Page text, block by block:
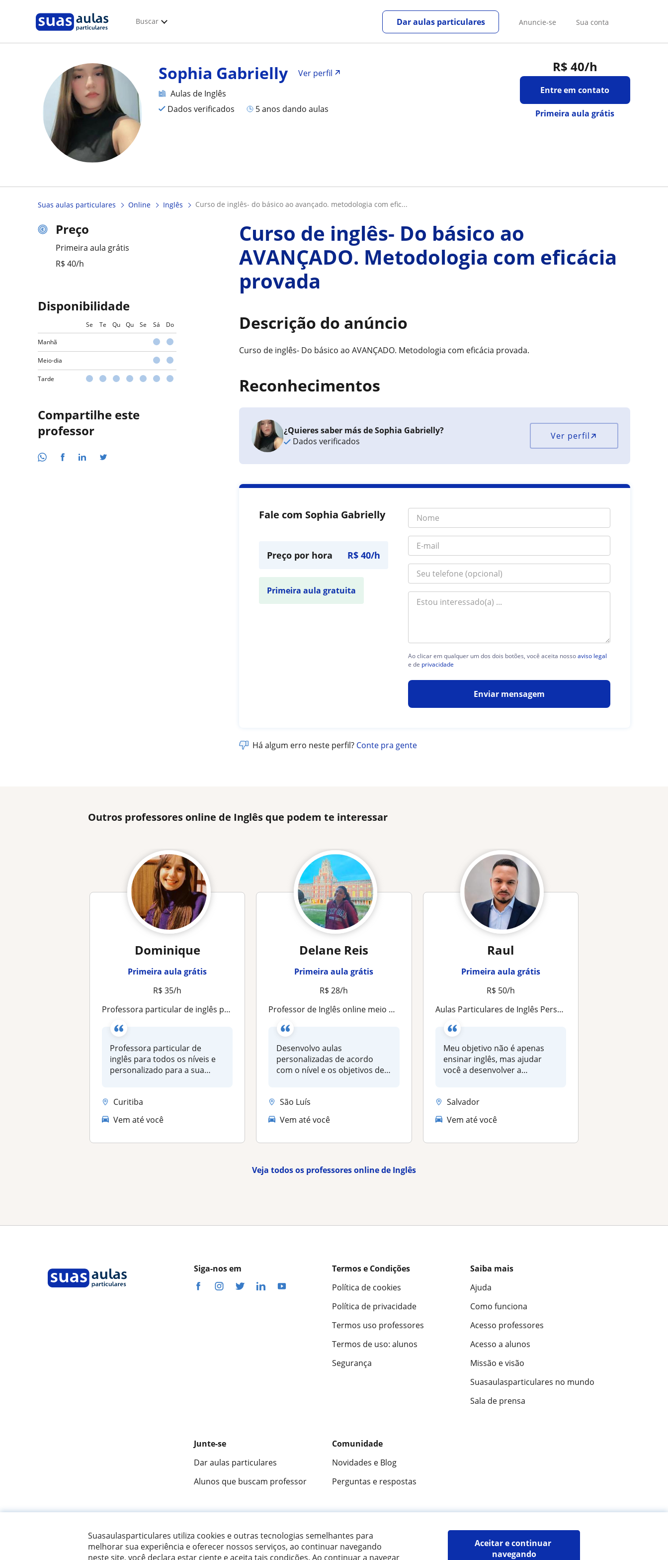
Suasaulasparticulares utiliza cookies e outras tecnologias semelhantes para
melhorar sua experiência e oferecer nossos serviços, ao continuar navegando
neste site, você declara estar ciente e aceita tais condições. Ao continuar a navegar
Aceitar e continuar
navegando
Buscar Anuncie-se Sua conta
Dar aulas particulares
R$ 40/h
Entre em contato
Primeira aula grátis
Sophia Gabrielly
Ver perfil
Aulas de Inglês
Dados verificados
5 anos dando aulas
Suas aulas particulares Online Inglês curso de inglês- do básico ao avançado. metodologia com efic...
Preço
Primeira aula grátis
R$ 40/h
Disponibilidade
Se Te Qu Qu Se Sá Do
Manhã
Meio-dia
Tarde
Compartilhe este
professor
Curso de inglês- Do básico ao
AVANÇADO. Metodologia com eficácia
provada
Descrição do anúncio
Curso de inglês- Do básico ao AVANÇADO. Metodologia com eficácia provada.
Reconhecimentos
¿Quieres saber más de Sophia Gabrielly?
Dados verificados
Ver perfil
Fale com Sophia Gabrielly
Preço por hora R$ 40/h
Primeira aula gratuita
Ao clicar em qualquer um dos dois botões, você aceita nossoaviso legal
e de privacidade
Enviar mensagem
Há algum erro neste perfil? Conte pra gente
Outros professores online de Inglês que podem te interessar
Dominique
Primeira aula grátis
R$ 35/h
Professora particular de inglês para todos os níveis e personalizado para a sua necessidade
Professora particular de
inglês para todos os níveis e
personalizado para a sua
Curitiba
Vem até você
Delane Reis
Primeira aula grátis
R$ 28/h
Professor de Inglês online meio período
Desenvolvo aulas
personalizadas de acordo
com o nível e os objetivos de
São Luís
Vem até você
Raul
Primeira aula grátis
R$ 50/h
Aulas Particulares de Inglês Personalizadas | Conversação, Trabalho, Viagens e Objetivos Profissionais
Meu objetivo não é apenas
ensinar inglês, mas ajudar
você a desenvolver a
Salvador
Vem até você
Veja todos os professores online de Inglês
Siga-nos em
Termos e Condições
Política de cookies
Política de privacidade
Termos uso professores
Termos de uso: alunos
Segurança
Saiba mais
Ajuda
Como funciona
Acesso professores
Acesso a alunos
Missão e visão
Suasaulasparticulares no mundo
Sala de prensa
Junte-se
Dar aulas particulares
Alunos que buscam professor
Comunidade
Novidades e Blog
Perguntas e respostas
opiniões de alunos